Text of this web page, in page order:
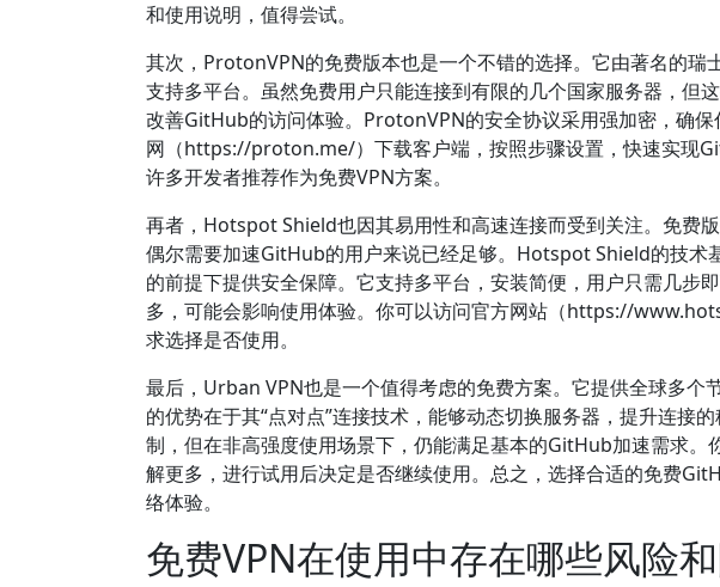
和使用说明，值得尝试。
其次，ProtonVPN的免费版本也是一个不错的选择。它由著名的瑞
支持多平台。虽然免费用户只能连接到有限的几个国家服务器，但
改善GitHub的访问体验。ProtonVPN的安全协议采用强加密，确
网（https://proton.me/）下载客户端，按照步骤设置，快速实现
许多开发者推荐作为免费VPN方案。
再者，Hotspot Shield也因其易用性和高速连接而受到关注。免费
偶尔需要加速GitHub的用户来说已经足够。Hotspot Shield的技术
的前提下提供安全保障。它支持多平台，安装简便，用户只需几步
多，可能会影响使用体验。你可以访问官方网站（https://
求选择是否使用。
最后，Urban VPN也是一个值得考虑的免费方案。它提供全球多个
的优势在于其“点对点”连接技术，能够动态切换服务器，提升连接
制，但在非高强度使用场景下，仍能满足基本的GitHub加速需求
解更多，进行试用后决定是否继续使用。总之，选择合适的免费
络体验。
免费VPN在使用中存在哪些风险